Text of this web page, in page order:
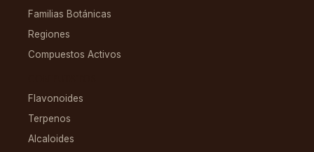
Familias Botánicas
Regiones
Compuestos Activos
Flavonoides
Terpenos
Alcaloides